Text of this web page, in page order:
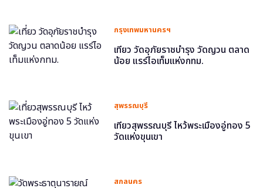
กรุงเทพมหานครฯ
เที่ยว วัดอุภัยราชบำรุง วัดญวน ตลาด
น้อย แรร์ไอเท็มแห่งกทม.
สุพรรณบุรี
เที่ยวสุพรรณบุรี ไหว้พระเมืองอู่ทอง 5
วัดแห่งขุนเขา
สกลนคร